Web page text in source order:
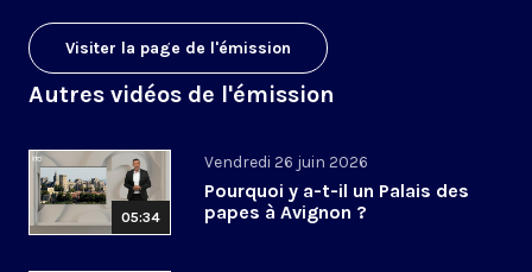
Visiter la page de l'émission
Autres vidéos de l'émission
05:34
Vendredi 26 juin 2026
Pourquoi y a-t-il un Palais des
papes à Avignon ?